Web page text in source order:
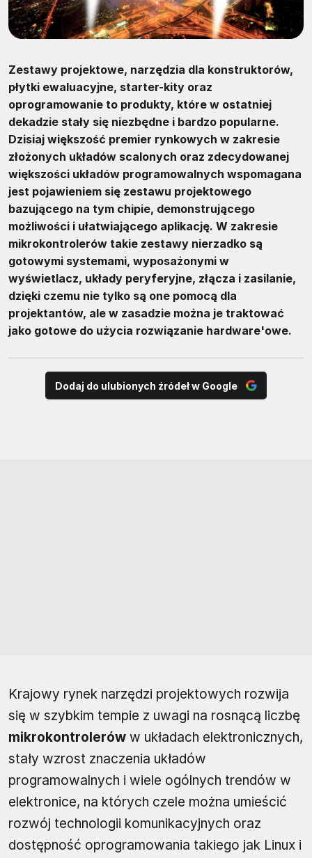
Zestawy projektowe, narzędzia dla konstruktorów,
płytki ewaluacyjne, starter-kity oraz
oprogramowanie to produkty, które w ostatniej
dekadzie stały się niezbędne i bardzo popularne.
Dzisiaj większość premier rynkowych w zakresie
złożonych układów scalonych oraz zdecydowanej
większości układów programowalnych wspomagana
jest pojawieniem się zestawu projektowego
bazującego na tym chipie, demonstrującego
możliwości i ułatwiającego aplikację. W zakresie
mikrokontrolerów takie zestawy nierzadko są
gotowymi systemami, wyposażonymi w
wyświetlacz, układy peryferyjne, złącza i zasilanie,
dzięki czemu nie tylko są one pomocą dla
projektantów, ale w zasadzie można je traktować
jako gotowe do użycia rozwiązanie hardware'owe.
Dodaj do ulubionych źródeł w Google
Krajowy rynek narzędzi projektowych rozwija
się w szybkim tempie z uwagi na rosnącą liczbę
mikrokontrolerów w układach elektronicznych,
stały wzrost znaczenia układów
programowalnych i wiele ogólnych trendów w
elektronice, na których czele można umieścić
rozwój technologii komunikacyjnych oraz
dostępność oprogramowania takiego jak Linux i